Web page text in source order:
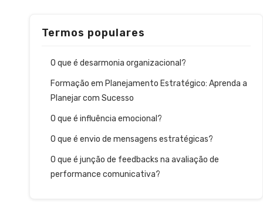
Termos populares
O que é desarmonia organizacional?
Formação em Planejamento Estratégico: Aprenda a
Planejar com Sucesso
O que é influência emocional?
O que é envio de mensagens estratégicas?
O que é junção de feedbacks na avaliação de
performance comunicativa?